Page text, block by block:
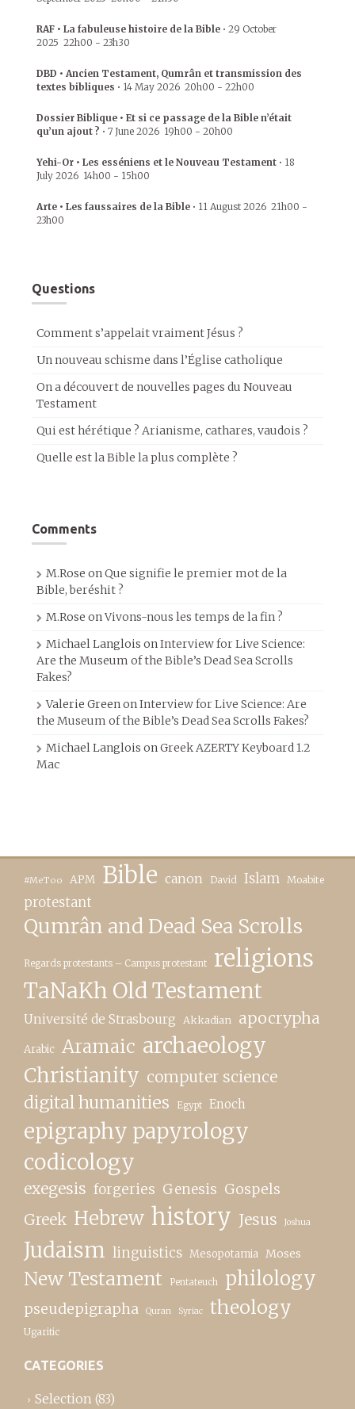
RAF • La fabuleuse histoire de la Bible • 29 October
2025 22h00 - 23h30
DBD • Ancien Testament, Qumrân et transmission des
textes bibliques • 14 May 2026 20h00 - 22h00
Dossier Biblique • Et si ce passage de la Bible n’était
qu’un ajout ? • 7 June 2026 19h00 - 20h00
Yehi-Or • Les esséniens et le Nouveau Testament • 18
July 2026 14h00 - 15h00
Arte • Les faussaires de la Bible • 11 August 2026 21h00 -
23h00
Questions
Comment s’appelait vraiment Jésus ?
Un nouveau schisme dans l’Église catholique
On a découvert de nouvelles pages du Nouveau
Testament
Qui est hérétique ? Arianisme, cathares, vaudois ?
Quelle est la Bible la plus complète ?
Comments
M.Rose onQue signifie le premier mot de la
Bible, beréshit ?
M.Rose onVivons-nous les temps de la fin ?
Michael Langlois onInterview for Live Science:
Are the Museum of the Bible’s Dead Sea Scrolls
Fakes?
Valerie GreenonInterview for Live Science: Are
the Museum of the Bible’s Dead Sea Scrolls Fakes?
Michael Langlois onGreek AZERTY Keyboard 1.2
Mac
#MeToo APM Bible canon David Islam Moabite
protestant
Qumrân and Dead Sea Scrolls
Regards protestants – Campus protestant religions
TaNaKh Old Testament
Université de Strasbourg Akkadian apocrypha
Arabic Aramaic archaeology
Christianity computer science
digital humanities Egypt Enoch
epigraphy papyrology
codicology
exegesis forgeries Genesis Gospels
Greek Hebrew history Jesus Joshua
Judaism linguistics Mesopotamia Moses
New Testament Pentateuch philology
pseudepigrapha Quran Syriac theology
Ugaritic
CATEGORIES
Selection (83)